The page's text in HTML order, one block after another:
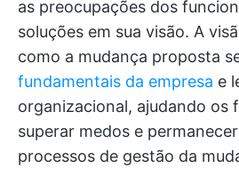
as preocupações dos
soluções em sua visão. A
como a mudança proposta
fundamentais da empresa e
organizacional, ajudando os
superar medos e
processos de gestão da